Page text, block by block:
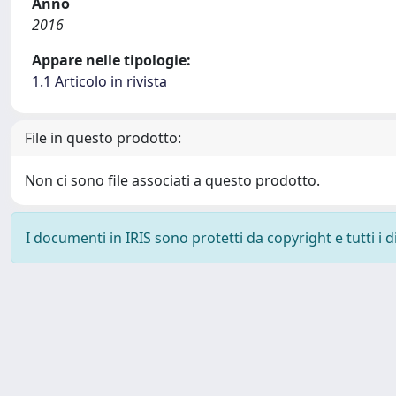
2016
Appare nelle tipologie:
1.1 Articolo in rivista
File in questo prodotto:
Non ci sono file associati a questo prodotto.
I documenti in IRIS sono protetti da copyright e tutti i